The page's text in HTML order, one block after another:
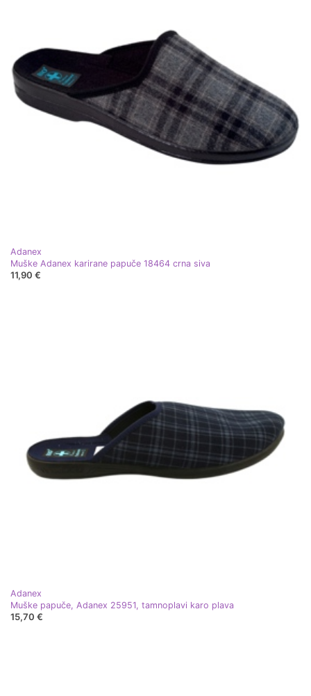
Adanex
Muške Adanex karirane papuče 18464 crna siva
11,90 €
Adanex
Muške papuče, Adanex 25951, tamnoplavi karo plava
15,70 €